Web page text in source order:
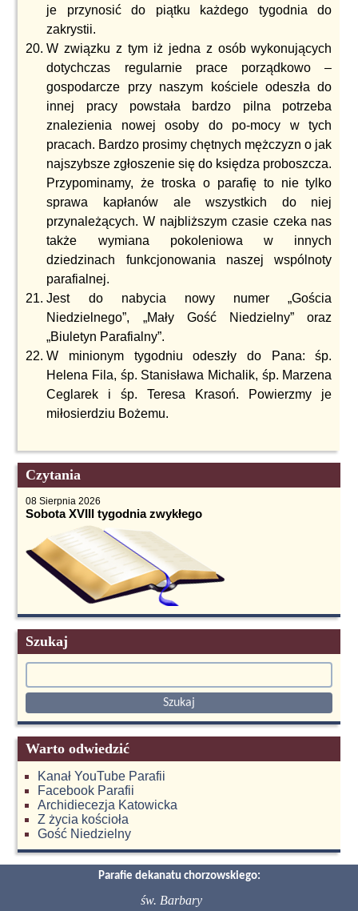
je przynosić do piątku każdego tygodnia do
zakrystii.
W związku z tym iż jedna z osób wykonujących
dotychczas regularnie prace porządkowo –
gospodarcze przy naszym kościele odeszła do
innej pracy powstała bardzo pilna potrzeba
znalezienia nowej osoby do po-mocy w tych
pracach. Bardzo prosimy chętnych mężczyzn o jak
najszybsze zgłoszenie się do księdza proboszcza.
Przypominamy, że troska o parafię to nie tylko
sprawa kapłanów ale wszystkich do niej
przynależących. W najbliższym czasie czeka nas
także wymiana pokoleniowa w innych
dziedzinach funkcjonowania naszej wspólnoty
parafialnej.
Jest do nabycia nowy numer „Gościa
Niedzielnego”, „Mały Gość Niedzielny” oraz
„Biuletyn Parafialny”.
W minionym tygodniu odeszły do Pana: śp.
Helena Fila, śp. Stanisława Michalik, śp. Marzena
Ceglarek i śp. Teresa Krasoń. Powierzmy je
miłosierdziu Bożemu.
Czytania
08 Sierpnia 2026
Sobota XVIII tygodnia zwykłego
Szukaj
Warto odwiedzić
Kanał YouTube Parafii
Facebook Parafii
Archidiecezja Katowicka
Z życia kościoła
Gość Niedzielny
Parafie dekanatu chorzowskiego:
św. Barbary